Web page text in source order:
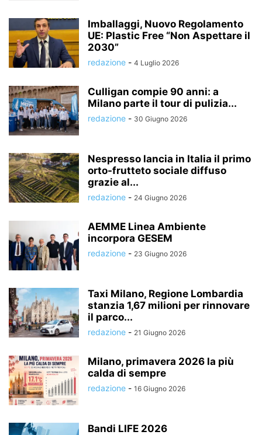
Imballaggi, Nuovo Regolamento
UE: Plastic Free “Non Aspettare il
2030”
redazione - 4 Luglio 2026
Culligan compie 90 anni: a
Milano parte il tour di pulizia...
redazione - 30 Giugno 2026
Nespresso lancia in Italia il primo
orto-frutteto sociale diffuso
grazie al...
redazione - 24 Giugno 2026
AEMME Linea Ambiente
incorpora GESEM
redazione - 23 Giugno 2026
Taxi Milano, Regione Lombardia
stanzia 1,67 milioni per rinnovare
il parco...
redazione - 21 Giugno 2026
Milano, primavera 2026 la più
calda di sempre
redazione - 16 Giugno 2026
Bandi LIFE 2026